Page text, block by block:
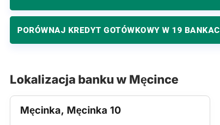
PORÓWNAJ KREDYT GOTÓWKOWY W 19
Lokalizacja banku w Męcince
Męcinka, Męcinka 10